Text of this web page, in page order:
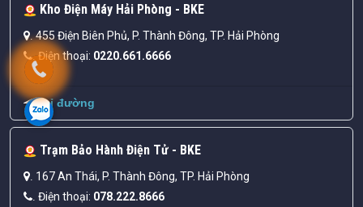
Kho Điện Máy Hải Phòng - BKE
.455 Điện Biên Phủ, P. Thành Đông, TP. Hải Phòng
.Điện thoại: 0220.661.6666
Chỉ đường
Trạm Bảo Hành Điện Tử - BKE
167 An Thái, P. Thành Đông, TP. Hải Phòng
Điện thoại: 078.222.8666